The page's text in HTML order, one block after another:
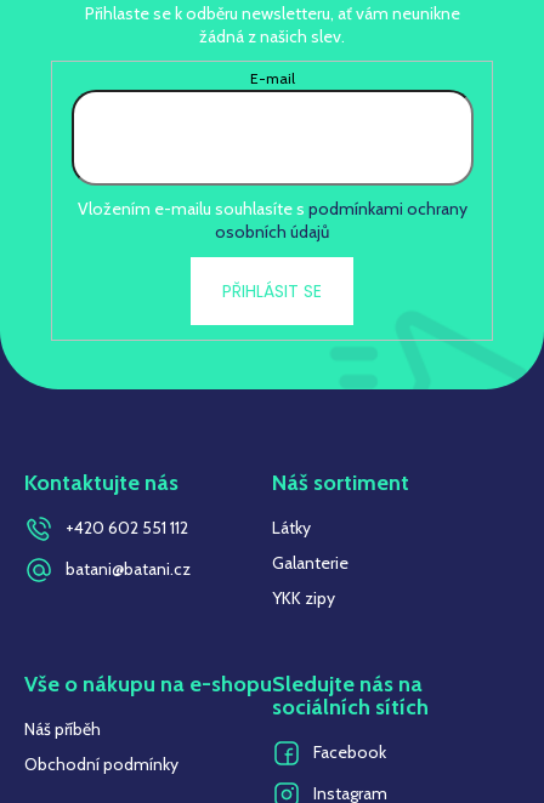
Přihlaste se k odběru newsletteru, ať vám neunikne
žádná z našich slev.
E-mail
Vložením e-mailu souhlasíte s podmínkami ochrany
osobních údajů
PŘIHLÁSIT SE
Kontaktujte nás
+420 602 551 112
batani@batani.cz
Náš sortiment
Látky
Galanterie
YKK zipy
Vše o nákupu na e-shopu
Náš příběh
Obchodní podmínky
Sledujte nás na
sociálních sítích
Facebook
Instagram